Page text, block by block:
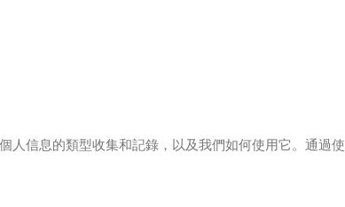
人信息的類型收集和記錄，以及我們如何使用它。通過